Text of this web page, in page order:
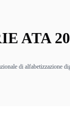
ATA
di alfabetizzazione